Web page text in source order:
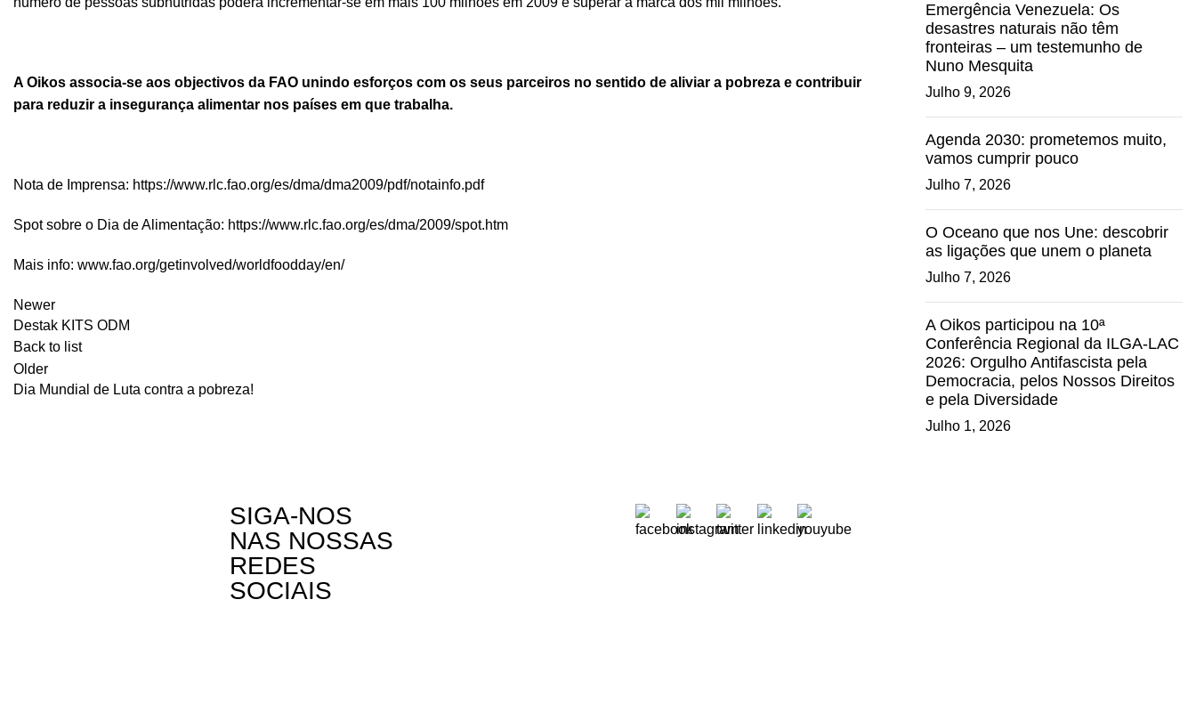
A Oikos associa-se aos objectivos da FAO unindo esforços com os seus parceiros no sentido de aliviar a pobreza e contribuir
para reduzir a insegurança alimentar nos países em que trabalha.
Nota de Imprensa: https://www.rlc.fao.org/es/dma/dma2009/pdf/notainfo.pdf
Spot sobre o Dia de Alimentação: https://www.rlc.fao.org/es/dma/2009/spot.htm
Mais info: www.fao.org/getinvolved/worldfoodday/en/
Newer
Destak KITS ODM
Back to list
Older
Dia Mundial de Luta contra a pobreza!
Emergência Venezuela: Os
desastres naturais não têm
fronteiras – um testemunho de
Nuno Mesquita
Julho 9, 2026
Agenda 2030: prometemos muito,
vamos cumprir pouco
Julho 7, 2026
O Oceano que nos Une: descobrir
as ligações que unem o planeta
Julho 7, 2026
A Oikos participou na 10ª
Conferência Regional da ILGA-LAC
2026: Orgulho Antifascista pela
Democracia, pelos Nossos Direitos
e pela Diversidade
Julho 1, 2026
SIGA-NOS
NAS NOSSAS
REDES
SOCIAIS